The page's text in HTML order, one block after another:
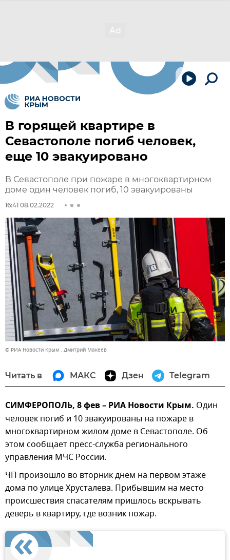
В горящей квартире в
Севастополе погиб человек,
еще 10 эвакуировано
В Севастополе при пожаре в многоквартирном
доме один человек погиб, 10 эвакуированы
16:41 08.02.2022
© РИА Новости Крым . Дмитрий Макеев
Читать в МАКС Дзен Telegram
СИМФЕРОПОЛЬ, 8 фев – РИА Новости Крым. Один
человек погиб и 10 эвакуированы на пожаре в
многоквартирном жилом доме в Севастополе. Об
этом сообщает пресс-служба регионального
управления МЧС России.
ЧП произошло во вторник днем на первом этаже
дома по улице Хрусталева. Прибывшим на место
происшествия спасателям пришлось вскрывать
деверь в квартиру, где возник пожар.